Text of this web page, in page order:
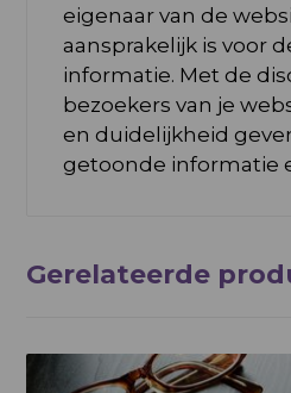
eigenaar van de
aansprakelijk is voor
informatie. Met de
bezoekers van je
en duidelijkheid
getoonde informatie
Gerelateerde